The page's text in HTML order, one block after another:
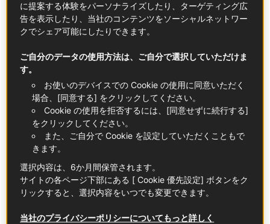
パリに近いシャンパーニュ地方へは頻繁に訪問
フランスのスパークリングワインとしてよく知られて
いるのは、やはりシャンパーニュ。繊細でパワフル過
ぎない味が、私も大好きです。シャンパーニュ地方へ
はパリから車で2時間、電車で１時間ほどの距離にあ
た。日帰り旅行であっても、中心都市ランスで教会や
レストランを巡ったり、シャンパーニュの造り手さん
から直に話を聞いたり、ブドウ畑を見学して収穫前の
ブドウをつまみ食いしたりできますから、いつも「パ
に提案する体験をパーソナライズしたり、ターゲティング広
告を表示したり、当社のコンテンツをソーシャルネットワー
クでシェア可能にしたりできます。
ご自分のデータの使用方法は、ご自分で選択していただけま
す。
お使いのデバイスでの Cookie の使用に同意いただく
場合、[同意する] をクリックしてください。
Cookie の使用を拒否するには、[同意せずに続行する]
をクリックしてください。
また、ご自分で Cookie を設定していただくこともで
きます。
選択内容は、6か月間保管されます。
サイトの各ページ下部にある [ Cookie 優先設定] ボタンをク
リックすると、選択内容をいつでも変更できます。
当社のプライバシーポリシーについてもっと詳しく